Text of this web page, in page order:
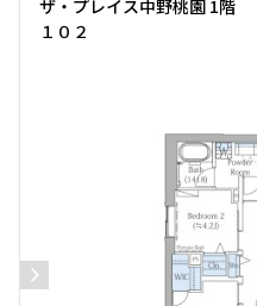
ザ・プレイス中野桃園 1階
１０２